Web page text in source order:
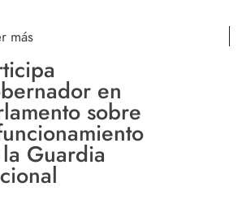
más
en
sobre
Guardia